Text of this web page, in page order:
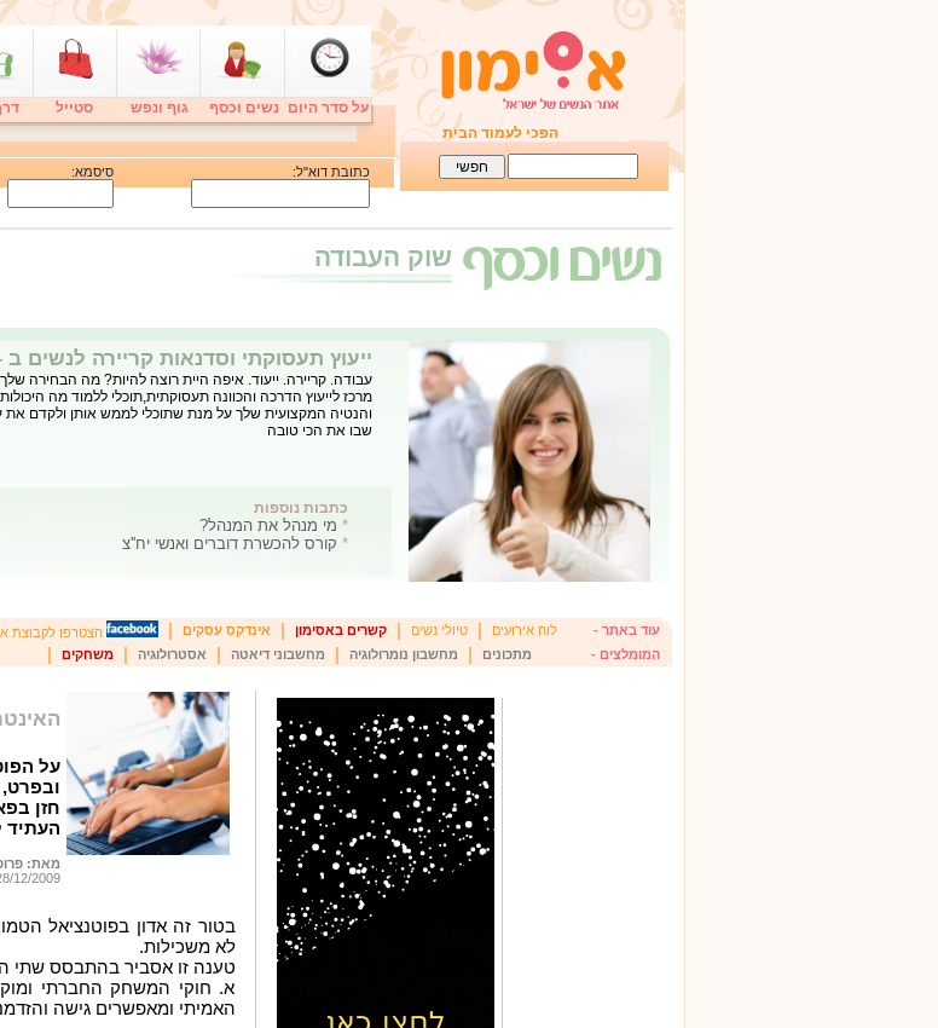
הפכי לעמוד הבית
על סדר היום נשים וכסף גוף ונפש סטייל
כתובת דוא"ל: סיסמא:
שוק העבודה
מי מנהל את המנהל?
אין דבר שוחק יותר מלהיות תחכמת ניהול של מנהל שאתה לא
מסתדר איתו. איילת פדה גולדשטיין מציעה לנו טיפים כיצד
כתבות נוספות
* קורס להכשרת דוברים ואנשי יח''צ
* ייעוץ תעסוקתי וסדנאות קריירה לנשים ב – I Twist
עוד באתר - לוח אירועים |טיולי נשים |קשרים באסימון אינדקס עסקים הצטרפו לקבוצת
המומלצים - מתכונים מחשבון נומרולוגיה מחשבוני דיאטה אסטרולוגיה |משחקים
על
חזן
העתיד
מאת:
12/2009
בטור זה אדון בפוטנציאל
לא משכילות.
טענה זו אסביר בהתבסס שתי
א. חוקי המשחק החברתי
האמיתי ומאפשרים גישה